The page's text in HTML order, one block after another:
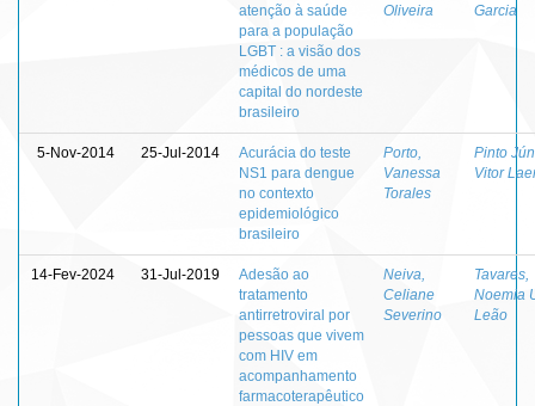
atenção à saúde
para a população
LGBT : a visão dos
médicos de uma
capital do nordeste
brasileiro
Oliveira
Garcia
5-Nov-2014 25-Jul-2014
Acurácia do teste
NS1 para dengue
no contexto
epidemiológico
brasileiro
Porto,
Vanessa
Torales
Pinto
Vitor
14-Fev-2024 31-Jul-2019
Adesão ao
tratamento
antirretroviral por
pessoas que vivem
com HIV em
acompanhamento
farmacoterapêutico
Neiva,
Celiane
Severino
Tavares,
Noemia
Leão